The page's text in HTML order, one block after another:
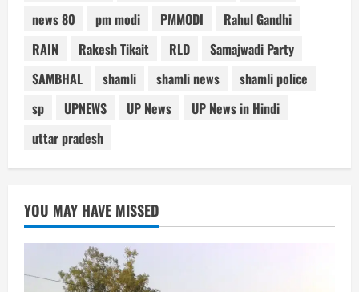
news 80
pm modi PMMODI
Rahul Gandhi
RAIN
Rakesh Tikait RLD
Samajwadi Party
SAMBHAL
shamli shamli news
shamli police
sp
UPNEWS UP News
UP News in Hindi
uttar pradesh
YOU MAY HAVE MISSED